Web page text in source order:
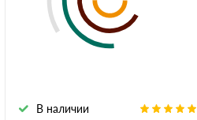
В наличии